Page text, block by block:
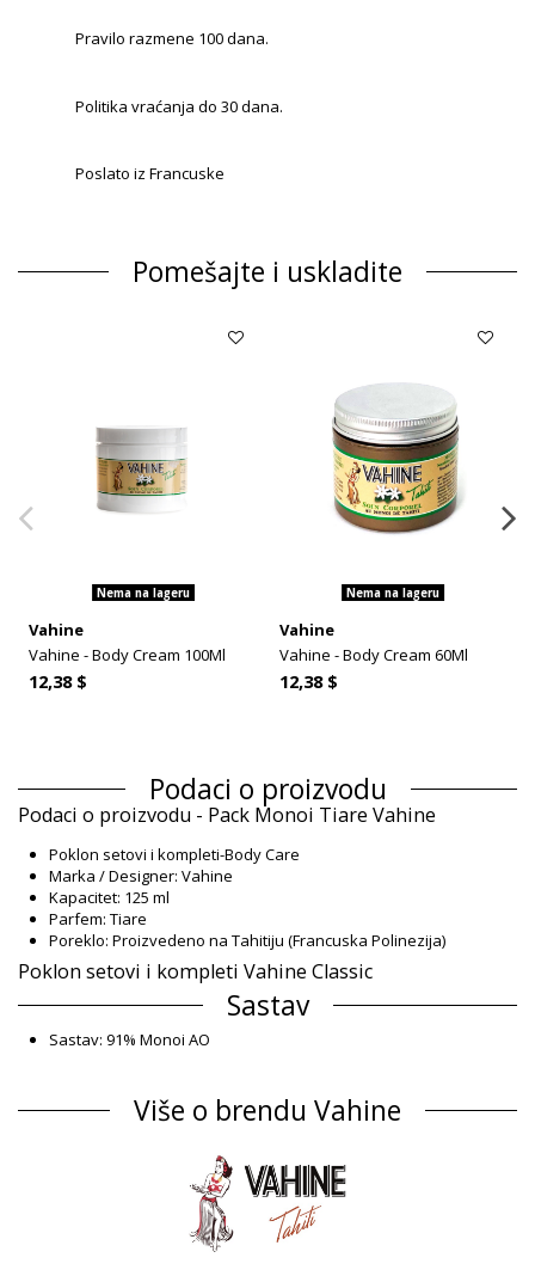
Pravilo razmene 100 dana.
Politika vraćanja do 30 dana.
Poslato iz Francuske
Pomešajte i uskladite
Nema na lageru
Vahine
Vahine - Body Cream 100Ml
12,38 $
Nema na lageru
Vahine
Vahine - Body Cream 60Ml
12,38 $
Podaci o proizvodu
Podaci o proizvodu - Pack Monoi Tiare Vahine
Poklon setovi i kompleti-Body Care
Marka / Designer: Vahine
Kapacitet: 125 ml
Parfem: Tiare
Poreklo: Proizvedeno na Tahitiju (Francuska Polinezija)
Poklon setovi i kompleti Vahine Classic
Sastav
Sastav: 91% Monoi AO
Odsek: Unisex, Poklon setovi i kompleti
EAN: Veličina unikatna (7899650001771)
Težina: 130g / 0.29lb / 4.59oz
Više o brendu Vahine